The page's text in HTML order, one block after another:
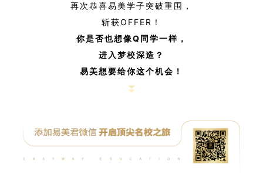
再次恭喜易美学子突破重围，
斩获OFFER！
你是否也想像Q同学一样，
进入梦校深造？
易美想要给你这个机会！